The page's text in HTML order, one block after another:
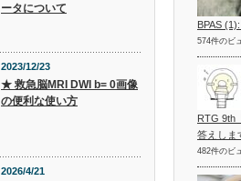
ータについて
2023/12/23
★ 救急脳MRI DWI b= 0画像
の便利な使い方
2026/4/21
BPAS
574件のビ
RTG 9th
答えしま
482件のビ